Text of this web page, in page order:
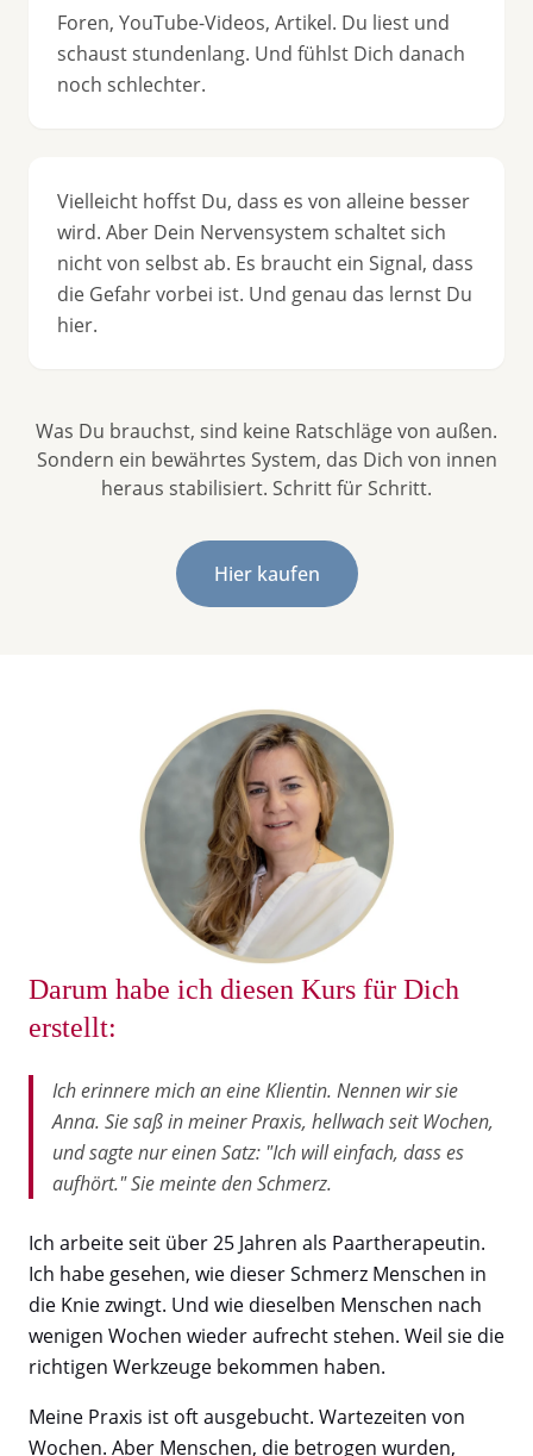
Foren, YouTube-Videos, Artikel. Du liest und
schaust stundenlang. Und fühlst Dich danach
noch schlechter.
Vielleicht hoffst Du, dass es von alleine besser
wird. Aber Dein Nervensystem schaltet sich
nicht von selbst ab. Es braucht ein Signal, dass
die Gefahr vorbei ist. Und genau das lernst Du
hier.
Was Du brauchst, sind keine Ratschläge von außen.
Sondern ein bewährtes System, das Dich von innen
heraus stabilisiert. Schritt für Schritt.
Hier kaufen
Darum habe ich diesen Kurs für Dich
erstellt:
Ich erinnere mich an eine Klientin. Nennen wir sie
Anna. Sie saß in meiner Praxis, hellwach seit Wochen,
und sagte nur einen Satz: "Ich will einfach, dass es
aufhört." Sie meinte den Schmerz.
Ich arbeite seit über 25 Jahren als Paartherapeutin.
Ich habe gesehen, wie dieser Schmerz Menschen in
die Knie zwingt. Und wie dieselben Menschen nach
wenigen Wochen wieder aufrecht stehen. Weil sie die
richtigen Werkzeuge bekommen haben.
Meine Praxis ist oft ausgebucht. Wartezeiten von
Wochen. Aber Menschen, die betrogen wurden,